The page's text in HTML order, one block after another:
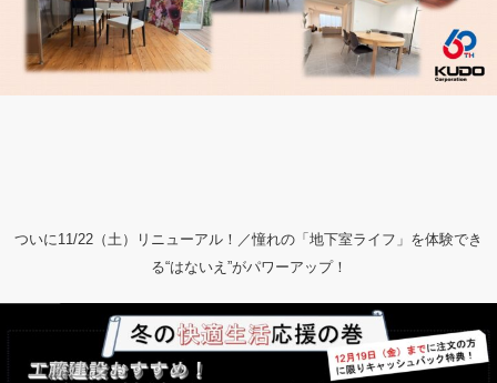
ついに11/22（土）リニューアル！／憧れの「地下室ライフ」を体験でき
る“はないえ”がパワーアップ！